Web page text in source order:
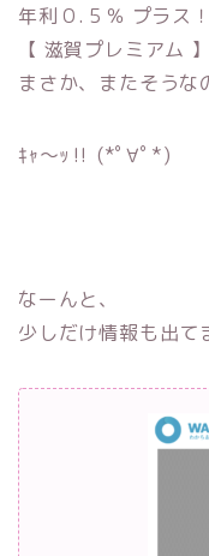
年利０.５％ プラス！
【 滋賀プレミアム
まさか、またそうな
ｷｬ〜ｯ‼︎ (*ﾟ∀ﾟ*)
なーんと、
少しだけ情報も出て